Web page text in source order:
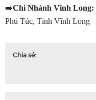
➡️Chi Nhánh Vĩnh Long:
Phú Túc, Tỉnh Vĩnh Long
Chia sẻ: